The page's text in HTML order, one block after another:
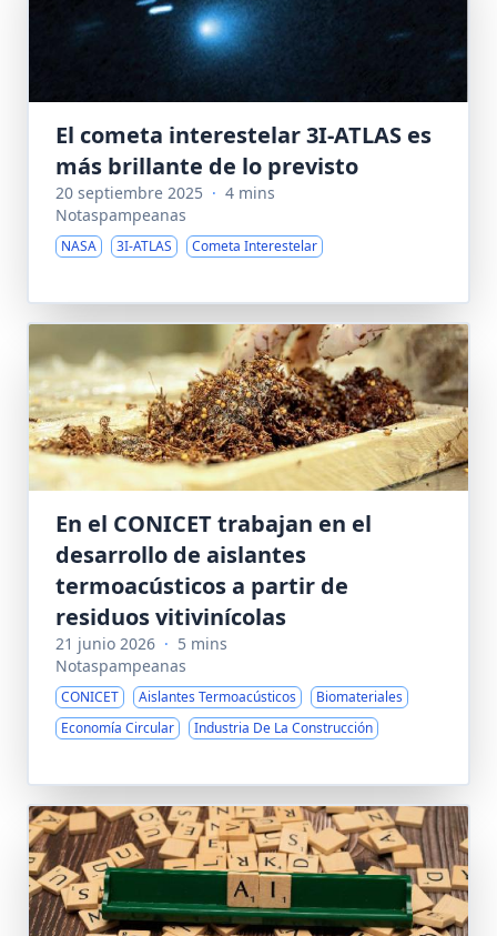
El cometa interestelar 3I-ATLAS es
más brillante de lo previsto
20 septiembre 2025 · 4 mins
Notaspampeanas
NASA 3I-ATLAS Cometa Interestelar
En el CONICET trabajan en el
desarrollo de aislantes
termoacústicos a partir de
residuos vitivinícolas
21 junio 2026 · 5 mins
Notaspampeanas
CONICET Aislantes Termoacústicos
Biomateriales
Economía Circular
Industria De La Construcción